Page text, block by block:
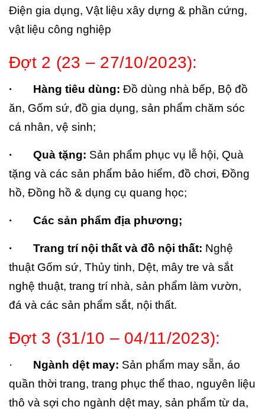
Điện gia dụng, Vật liệu xây dựng & phần cứng,
vật liệu công nghiệp
Đợt 2 (23 – 27/10/2023):
· Hàng tiêu dùng: Đồ dùng nhà bếp, Bộ đồ
ăn, Gốm sứ, đồ gia dụng, sản phẩm chăm sóc
cá nhân, vệ sinh;
· Quà tặng: Sản phẩm phục vụ lễ hội, Quà
tặng và các sản phẩm bảo hiểm, đồ chơi, Đồng
hồ, Đồng hồ & dụng cụ quang học;
· Các sản phẩm địa phương;
· Trang trí nội thất và đồ nội thất: Nghệ
thuật Gốm sứ, Thủy tinh, Dệt, mây tre và sắt
nghệ thuật, trang trí nhà, sản phẩm làm vườn,
đá và các sản phẩm sắt, nội thất.
Đợt 3 (31/10 – 04/11/2023):
· Ngành dệt may: Sản phẩm may sẵn, áo
quần thời trang, trang phục thể thao, nguyên liệu
thô và sợi cho ngành dệt may, sản phẩm từ da,